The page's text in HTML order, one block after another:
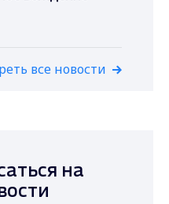
все новости
на